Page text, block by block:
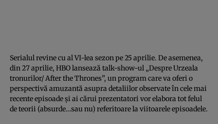
Serialul revine cu al VI-lea sezon pe 25 aprilie. De asemenea,
din 27 aprilie, HBO lansează talk-show-ul „Despre Urzeala
tronurilor/ After the Thrones”, un program care va oferi o
perspectivă amuzantă asupra detaliilor observate în cele mai
recente episoade şi ai cărui prezentatori vor elabora tot felul
de teorii (absurde…sau nu) referitoare la viitoarele episoadele.